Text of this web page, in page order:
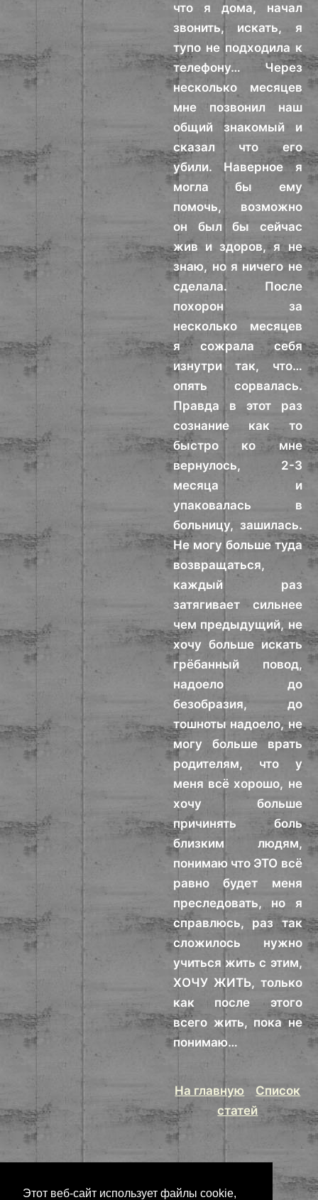
Этот веб-сайт использует файлы cookie,
что я дома, начал
звонить, искать, я
тупо не подходила к
телефону… Через
несколько месяцев
мне позвонил наш
общий знакомый и
сказал что его
убили. Наверное я
могла бы ему
помочь, возможно
он был бы сейчас
жив и здоров, я не
знаю, но я ничего не
сделала. После
похорон за
несколько месяцев
я сожрала себя
изнутри так, что…
опять сорвалась.
Правда в этот раз
сознание как то
быстро ко мне
вернулось, 2-3
месяца и
упаковалась в
больницу, зашилась.
Не могу больше туда
возвращаться,
каждый раз
затягивает сильнее
чем предыдущий, не
хочу больше искать
грёбанный повод,
надоело до
безобразия, до
тошноты надоело, не
могу больше врать
родителям, что у
меня всё хорошо, не
хочу больше
причинять боль
близким людям,
понимаю что ЭТО всё
равно будет меня
преследовать, но я
справлюсь, раз так
сложилось нужно
учиться жить с этим,
ХОЧУ ЖИТЬ, только
как после этого
всего жить, пока не
понимаю…
На главную
Список
статей